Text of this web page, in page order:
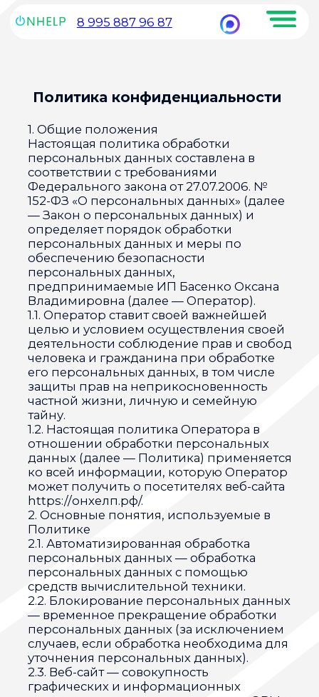
8 995 887 96 87
Нанять сиделку
1. Общие положения
Настоящая политика обработки
соответствии с требованиями
Федерального закона от 27.07.2006. №
152-ФЗ «О персональных данных» (далее
— Закон о персональных данных) и
определяет порядок обработки
персональных данных и меры по
обеспечению безопасности
персональных данных,
предпринимаемые ИП Басенко Оксана
Владимировна (далее — Оператор).
1.1. Оператор ставит своей важнейшей
целью и условием осуществления своей
деятельности соблюдение прав и свобод
человека и гражданина при обработке
его персональных данных, в том числе
защиты прав на неприкосновенность
частной жизни, личную и семейную
тайну.
1.2. Настоящая политика Оператора в
отношении обработки персональных
данных (далее — Политика) применяется
ко всей информации, которую Оператор
может получить о посетителях веб-сайта
https://онхелп.рф/.
2. Основные понятия, используемые в
Политике
2.1. Автоматизированная обработка
персональных данных — обработка
персональных данных с помощью
средств вычислительной техники.
2.2. Блокирование персональных данных
— временное прекращение обработки
персональных данных (за исключением
случаев, если обработка необходима для
уточнения персональных данных).
2.3. Веб-сайт — совокупность
графических и информационных
материалов, а также программ для ЭВМ и
баз данных, обеспечивающих их
доступность в сети интернет по сетевому
адресу https://онхелп.рф/.
2.4. Информационная система
персональных данных — совокупность
содержащихся в базах данных
персональных данных и
обеспечивающих их обработку
информационных технологий и
технических средств.
2.5. Обезличивание персональных
данных — действия, в результате
которых невозможно определить без
использования дополнительной
информации принадлежность
персональных данных конкретному
Пользователю или иному субъекту
персональных данных.
2.6. Обработка персональных данных —